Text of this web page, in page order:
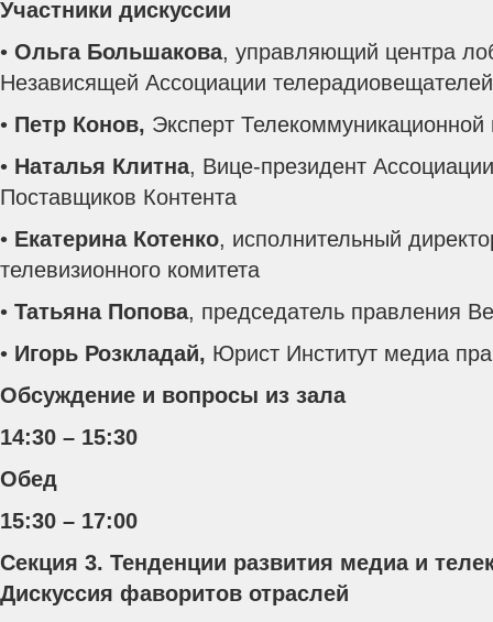
Участники дискуссии
• Ольга Большакова, управляющий центра
Независящей Ассоциации телерадиовещателей
• Петр Конов, Эксперт
• Наталья Клитна, Вице-президент
Поставщиков Контента
• Екатерина Котенко, исполнительный
телевизионного комитета
• Татьяна Попова, председатель правления
• Игорь Розкладай, Юрист Институт медиа
Обсуждение и вопросы из зала
14:30 – 15:30
Обед
15:30 – 17:00
Секция 3. Тенденции развития медиа и
Дискуссия фаворитов отраслей